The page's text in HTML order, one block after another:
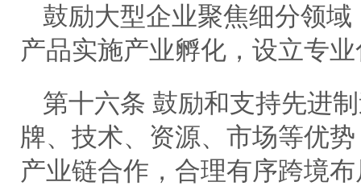
鼓励大型企业聚焦细分领
产品实施产业孵化，设立专
第十六条 鼓励和支持先进
牌、技术、资源、市场等优
产业链合作，合理有序跨境